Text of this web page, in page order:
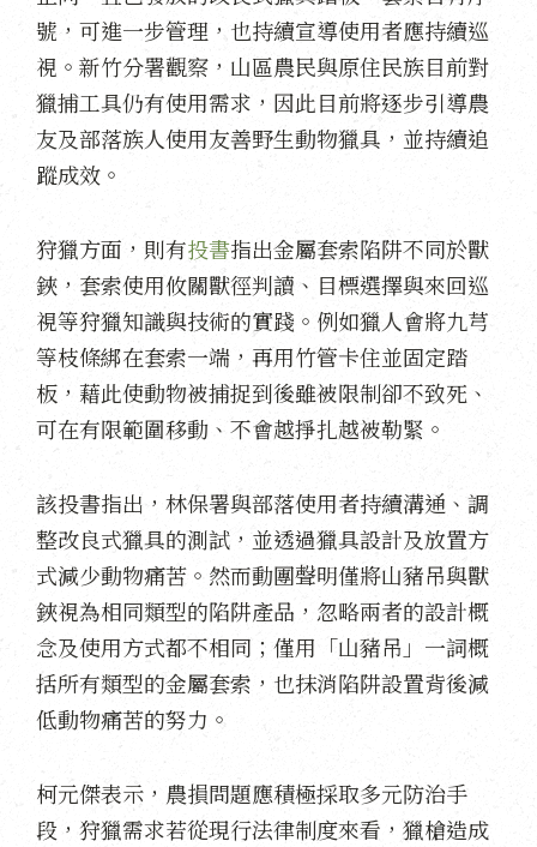
號，可進一步管理，也持續宣導使用者應持續巡
視。新竹分署觀察，山區農民與原住民族目前對
獵捕工具仍有使用需求，因此目前將逐步引導農
友及部落族人使用友善野生動物獵具，並持續追
蹤成效。
狩獵方面，則有投書指出金屬套索陷阱不同於獸
鋏，套索使用攸關獸徑判讀、目標選擇與來回巡
視等狩獵知識與技術的實踐。例如獵人會將九芎
等枝條綁在套索一端，再用竹管卡住並固定踏
板，藉此使動物被捕捉到後雖被限制卻不致死、
可在有限範圍移動、不會越掙扎越被勒緊。
該投書指出，林保署與部落使用者持續溝通、調
整改良式獵具的測試，並透過獵具設計及放置方
式減少動物痛苦。然而動團聲明僅將山豬吊與獸
鋏視為相同類型的陷阱產品，忽略兩者的設計概
念及使用方式都不相同；僅用「山豬吊」一詞概
括所有類型的金屬套索，也抹消陷阱設置背後減
低動物痛苦的努力。
柯元傑表示，農損問題應積極採取多元防治手
段，狩獵需求若從現行法律制度來看，獵槍造成